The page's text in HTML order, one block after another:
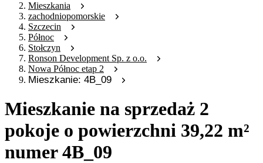
Mieszkania
zachodniopomorskie
Szczecin
Północ
Stołczyn
Ronson Development Sp. z o.o.
Nowa Północ etap 2
Mieszkanie: 4B_09
Mieszkanie na sprzedaż 2
pokoje o powierzchni 39,22 m²
numer 4B_09